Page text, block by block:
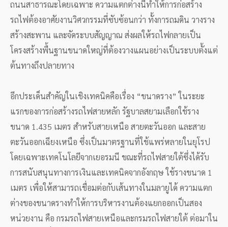
ถนนสาธารณะโดยเฉพาะ ความแตกต่างนี้ทำให้การก่อสร้าง
รถไฟต้องอาศัยงานวิศวกรรมที่ซับซ้อนกว่า ทั้งการถมดิน วางราง
สร้างสะพาน และจัดระบบสัญญาณ ส่งผลให้รถไฟกลายเป็น
โครงสร้างพื้นฐานขนาดใหญ่ที่ต้องวางแผนอย่างเป็นระบบตั้งแต่
ต้นทางถึงปลายทาง
อีกประเด็นสำคัญในเชิงเทคนิคคือเรื่อง “ขนาดราง” ในระยะ
แรกของการก่อสร้างรถไฟสายหลัก รัฐบาลสยามเลือกใช้ราง
ขนาด 1.435 เมตร สำหรับสายเหนือ สายตะวันออก และสาย
ตะวันออกเฉียงเหนือ ซึ่งเป็นมาตรฐานที่ใช้แพร่หลายในยุโรป
โดยเฉพาะเทคโนโลยีจากเยอรมนี ขณะที่รถไฟสายใต้ซึ่งได้รับ
การสนับสนุนทางการเงินและเทคนิคจากอังกฤษ ใช้รางขนาด 1
เมตร เพื่อให้สามารถเชื่อมต่อกับเส้นทางในมลายูได้ ความแตก
ต่างของขนาดรางทำให้การบริหารงานต้องแยกออกเป็นสอง
หน่วยงาน คือ กรมรถไฟสายเหนือและกรมรถไฟสายใต้ ต่อมาใน